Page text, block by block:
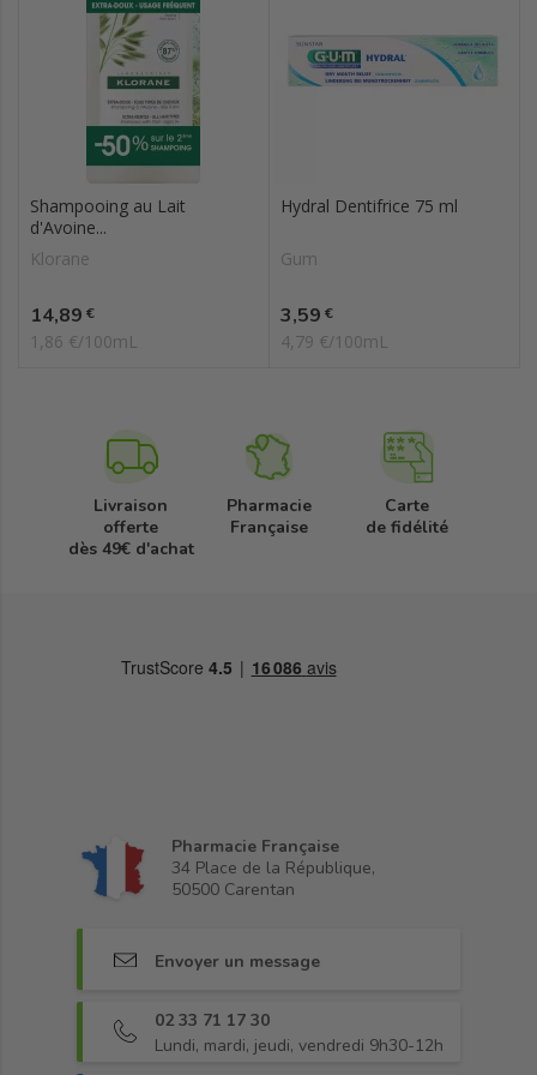
Shampooing au Lait
d'Avoine...
Klorane
Prix
14,89 €
1,86 €/100mL
Hydral Dentifrice 75 ml
Gum
Prix
3,59 €
4,79 €/100mL
Livraison
offerte
dès 49€ d'achat
Pharmacie
Française
Carte
de fidélité
Pharmacie Française
34 Place de la République,
50500 Carentan
Envoyer un message
02 33 71 17 30
Lundi, mardi, jeudi, vendredi 9h30-12h